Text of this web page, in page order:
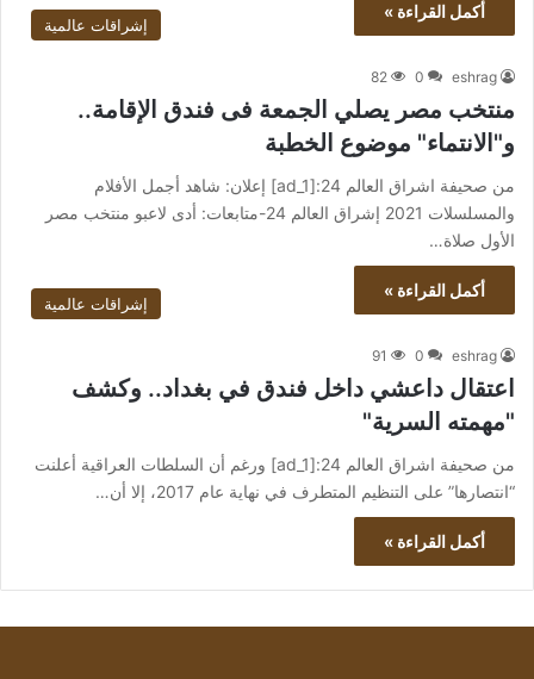
أكمل القراءة »
إشراقات عالمية
eshrag
0
82
منتخب مصر يصلي الجمعة فى فندق الإقامة..
و"الانتماء" موضوع الخطبة
من صحيفة اشراق العالم 24:[ad_1] إعلان: شاهد أجمل الأفلام
والمسلسلات 2021 إشراق العالم 24-متابعات: أدى لاعبو منتخب مصر
الأول صلاة…
أكمل القراءة »
إشراقات عالمية
eshrag
0
91
اعتقال داعشي داخل فندق في بغداد.. وكشف
"مهمته السرية"
من صحيفة اشراق العالم 24:[ad_1] ورغم أن السلطات العراقية أعلنت
“انتصارها” على التنظيم المتطرف في نهاية عام 2017، إلا أن…
أكمل القراءة »